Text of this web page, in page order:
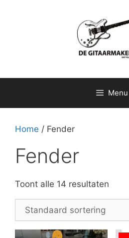
Menu
Home / Fender
Fender
Toont alle 14 resultaten